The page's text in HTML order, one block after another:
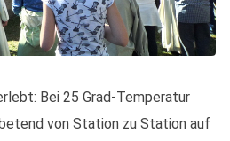
Bei 25 Grad-Temperatur
von Station zu Station auf